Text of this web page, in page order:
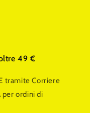
49 €
tramite Corriere
per ordini di